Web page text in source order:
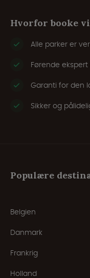
Hvorfor booke
Alle parker er
Førende
Garanti for den
Sikker og
Populære
Belgien
Danmark
Frankrig
Holland